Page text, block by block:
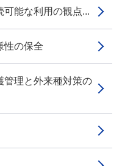
能な利用の観点...
の保全
理と外来種対策の